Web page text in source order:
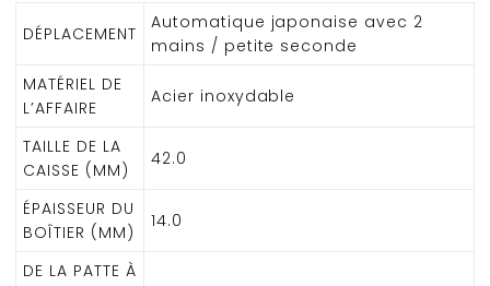
DÉPLACEMENT
Automatique japonaise avec 2
mains / petite seconde
MATÉRIEL DE
L’AFFAIRE
Acier inoxydable
TAILLE DE LA
CAISSE (MM)
42.0
ÉPAISSEUR DU
BOÎTIER (MM)
14.0
DE LA PATTE À